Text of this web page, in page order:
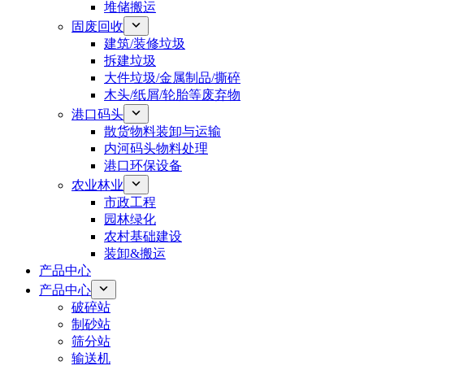
堆储搬运
固废回收
建筑/装修垃圾
拆建垃圾
大件垃圾/金属制品/撕碎
木头/纸屑/轮胎等废弃物
港口码头
散货物料装卸与运输
内河码头物料处理
港口环保设备
农业林业
市政工程
园林绿化
农村基础建设
装卸&搬运
产品中心
产品中心
破碎站
制砂站
筛分站
输送机